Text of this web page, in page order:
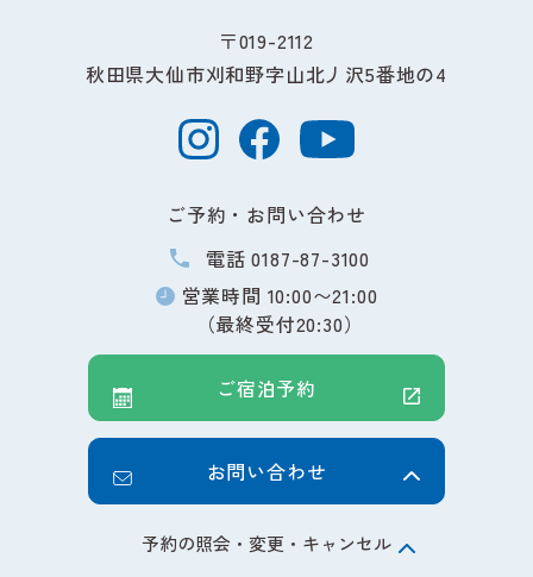
〒019-2112
秋田県大仙市刈和野字山北丿沢5番地の4
ご予約・お問い合わせ
電話 0187-87-3100
営業時間 10:00〜21:00
（最終受付20:30）
ご宿泊予約
お問い合わせ
予約の照会・変更・キャンセル